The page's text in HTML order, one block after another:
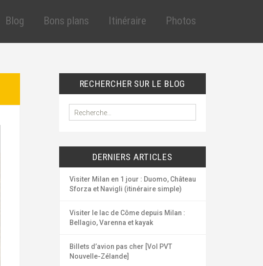
Blog
Etats-Unis
Italie
Bons plans
Réduction assurance
Toutes les réductions
Hygiène et santé
Itinéraire Photos
RECHERCHER SUR LE BLOG
e
e
c
h
e
:
DERNIERS ARTICLES
Visiter Milan en 1 jour : Duomo, Château
Sforza et Navigli (itinéraire simple)
Visiter le lac de Côme depuis Milan :
Bellagio, Varenna et kayak
Billets d’avion pas cher [Vol PVT
Nouvelle-Zélande]